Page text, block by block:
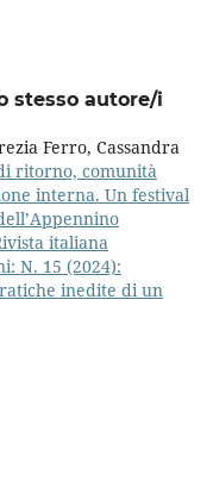
stesso autore/i
Ferro, Cassandra
ritorno, comunità
interna. Un festival
italiana
N. 15 (2024):
inedite di un